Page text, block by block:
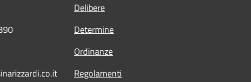
Delibere
Determine
Ordinanze
Regolamenti